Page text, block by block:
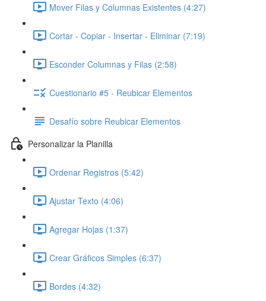
Mover Filas y Columnas Existentes (4:27)
Cortar - Copiar - Insertar - Eliminar (7:19)
Esconder Columnas y Filas (2:58)
Cuestionario #5 - Reubicar Elementos
Desafío sobre Reubicar Elementos
Personalizar la Planilla
Ordenar Registros (5:42)
Ajustar Texto (4:06)
Agregar Hojas (1:37)
Crear Gráficos Simples (6:37)
Bordes (4:32)